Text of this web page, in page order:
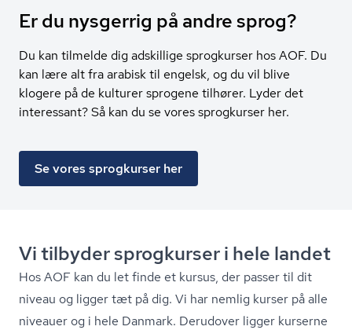
Er du nysgerrig på andre sprog?
Du kan tilmelde dig adskillige sprogkurser hos AOF. Du
kan lære alt fra arabisk til engelsk, og du vil blive
klogere på de kulturer sprogene tilhører. Lyder det
interessant? Så kan du se vores sprogkurser her.
Se vores sprogkurser her
Vi tilbyder sprogkurser i hele landet
Hos AOF kan du let finde et kursus, der passer til dit
niveau og ligger tæt på dig. Vi har nemlig kurser på alle
niveauer og i hele Danmark. Derudover ligger kurserne